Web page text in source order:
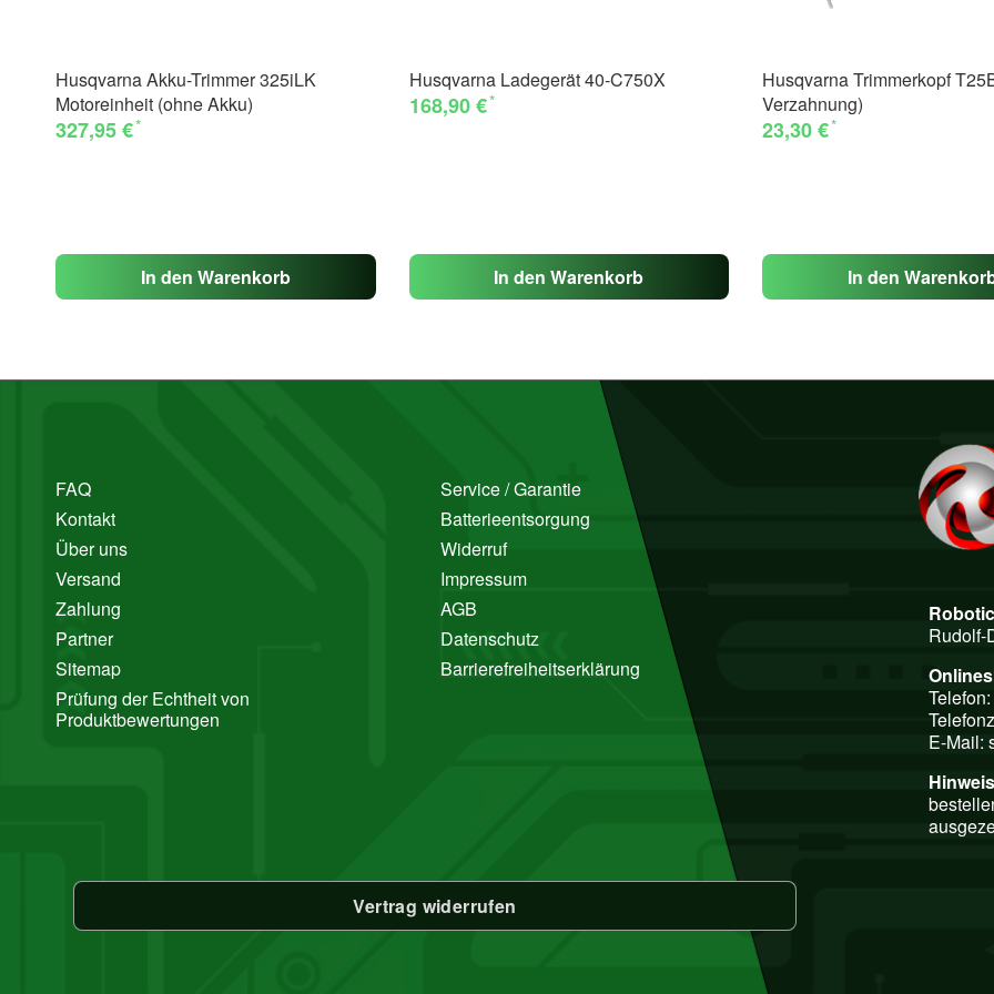
Husqvarna Akku-Trimmer 325iLK
Motoreinheit (ohne Akku)
327,95 €*
In den Warenkorb
Husqvarna Ladegerät 40-C750X
168,90 €*
In den Warenkorb
Husqvarna Trimmerkopf
Verzahnung)
23,30 €*
In den
FAQ
Kontakt
Über uns
Versand
Zahlung
Partner
Sitemap
Prüfung der Echtheit von
Produktbewertungen
Service / Garantie
Batterieentsorgung
Widerruf
Impressum
AGB
Datenschutz
Barrierefreiheitserklärung
Rudolf-
E-Mail:
Vertrag widerrufen